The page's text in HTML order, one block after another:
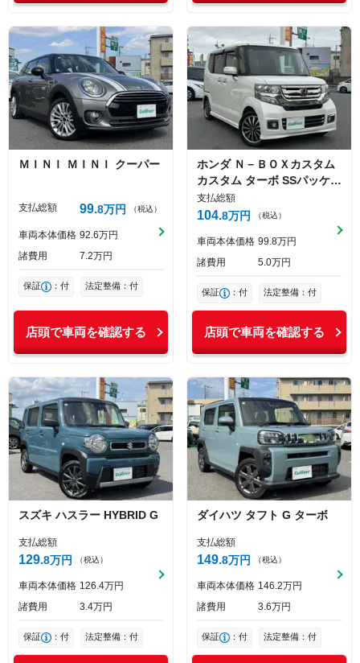
ＭＩＮＩ ＭＩＮＩ クーパー
支払総額 99 8万円 （税込）
車両本体価格 92 6万円
諸費用
7 2万円
保証 ：付 法定整備：付
店頭で車両を確認する
ホンダ Ｎ－ＢＯＸカスタム
カスタム ターボ SSパッケー
ジ
支払総額
104 8万円 （税込）
車両本体価格 99 8万円
諸費用
5 0万円
保証 ：付 法定整備：付
店頭で車両を確認する
スズキ ハスラー HYBRID G
支払総額
129 8万円 （税込）
車両本体価格 126 4万円
諸費用
3 4万円
保証 ：付 法定整備：付
ダイハツ タフト G ターボ
支払総額
149 8万円 （税込）
車両本体価格 146 2万円
諸費用
3 6万円
保証 ：付 法定整備：付